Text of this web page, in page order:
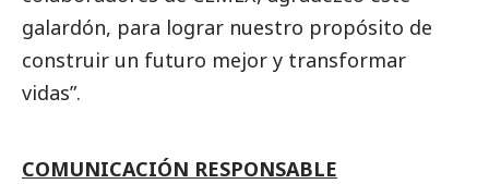
galardón, para lograr nuestro propósito de
construir un futuro mejor y transformar
vidas”.
COMUNICACIÓN RESPONSABLE